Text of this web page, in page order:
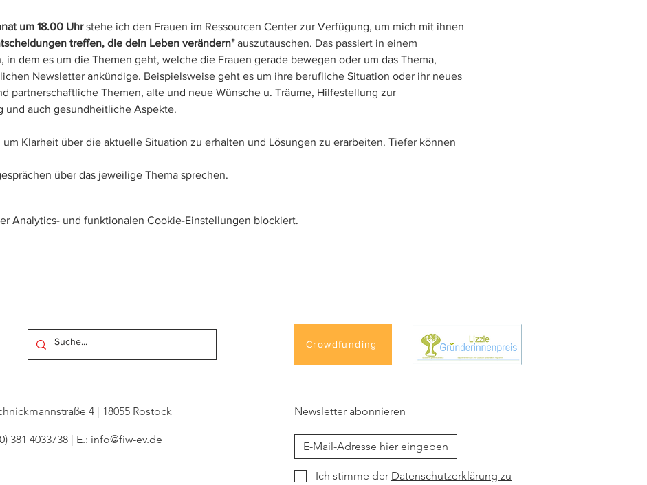
um 18.00 Uhr stehe ich den Frauen im Ressourcen Center zur Verfügung, um mich mit ihnen
treffen, die dein Leben verändern" auszutauschen. Das passiert in einem
in dem es um die Themen geht, welche die Frauen gerade bewegen oder um das Thema,
Newsletter ankündige. Beispielsweise geht es um ihre berufliche Situation oder ihr neues
partnerschaftliche Themen, alte und neue Wünsche u. Träume, Hilfestellung zur
und auch gesundheitliche Aspekte.
um Klarheit über die aktuelle Situation zu erhalten und Lösungen zu erarbeiten. Tiefer können
über das jeweilige Thema sprechen.
Analytics- und funktionalen Cookie-Einstellungen blockiert.
4 | 18055 Rostock
381 4033738 | E.: info@fiw-ev.de
Crowdfunding
Newsletter abonnieren
Ich stimme der Datenschutzerklärung zu